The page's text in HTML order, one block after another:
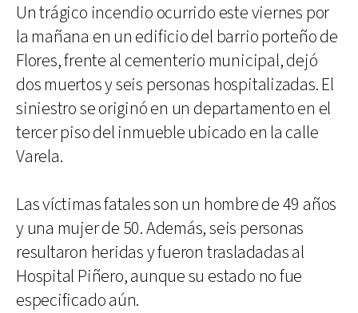
Un trágico incendio ocurrido este viernes por
la mañana en un edificio del barrio porteño de
Flores, frente al cementerio municipal, dejó
dos muertos y seis personas hospitalizadas. El
siniestro se originó en un departamento en el
tercer piso del inmueble ubicado en la calle
Varela.
Las víctimas fatales son un hombre de 49 años
y una mujer de 50. Además, seis personas
resultaron heridas y fueron trasladadas al
Hospital Piñero, aunque su estado no fue
especificado aún.